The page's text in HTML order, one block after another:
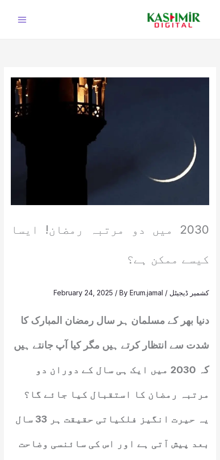
2030 میں دو مرتبہ رمضان! ایسا
کیسے ممکن ہے؟
کشمیر ڈیجیٹل /
February 24, 2025 / ByErum.jamal
دنیا بھر کے مسلمان ہر سال رمضان المبارک کا
شدت سے انتظار کرتے ہیں مگر کیا آپ جانتے ہیں
کہ 2030 میں ایک ہی سال کے دوران دو
مرتبہ رمضان کا استقبال کیا جائے گا؟
یہ حیرت انگیز فلکیاتی حقیقت ہر 33 سال
بعد پیش آتی ہے اور اس کی سائنسی وضاحت